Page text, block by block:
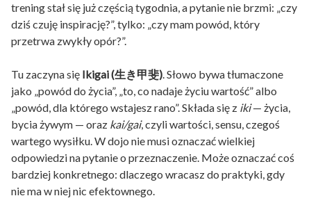
trening stał się już częścią tygodnia, a pytanie nie brzmi: „czy
dziś czuję inspirację?”, tylko: „czy mam powód, który
przetrwa zwykły opór?”.
Tu zaczyna się Ikigai (生き甲斐). Słowo bywa tłumaczone
jako „powód do życia”, „to, co nadaje życiu wartość” albo
„powód, dla którego wstajesz rano”. Składa się z iki— życia,
bycia żywym — oraz kai/gai, czyli wartości, sensu, czegoś
wartego wysiłku. W dojo nie musi oznaczać wielkiej
odpowiedzi na pytanie o przeznaczenie. Może oznaczać coś
bardziej konkretnego: dlaczego wracasz do praktyki, gdy
nie ma w niej nic efektownego.